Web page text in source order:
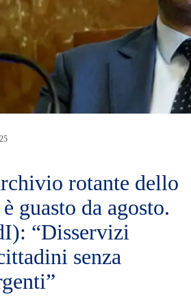
rotante dello
guasto da agosto.
“Disservizi
senza